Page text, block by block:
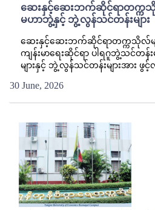
ဆေးနှင့်ဆေးဘက်ဆိုင်ရာတက္က
မဟာဘွဲ့နှင့် ဘွဲ့လွန်သင်တန်းများ
ဆေးနှင့်ဆေးဘက်ဆိုင်ရာတက္ကသိုလ်မ
ကျန်းမာရေးဆိုင်ရာ ပါရဂူဘွဲ့သင်တန်
များနှင့် ဘွဲ့လွန်သင်တန်းများအား
30 June, 2026